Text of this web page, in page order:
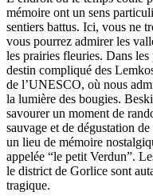
mémoire ont un sens
sentiers battus. Ici, vous ne
vous pourrez admirer les
les prairies fleuries. Dans
destin compliqué des
de l’UNESCO, où nous
la lumière des bougies.
savourer un moment de
sauvage et de dégustation
un lieu de mémoire
appelée “le petit Verdun”.
le district de Gorlice sont
tragique.